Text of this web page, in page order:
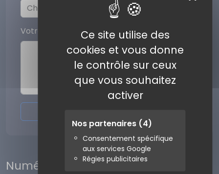
Ce site utilise des
cookies et vous donne
le contrôle sur ceux
que vous souhaitez
activer
Nos partenaires (4)
Consentement spécifique
aux services Google
Régies publicitaires
Votre commentaire
Numéros similaires